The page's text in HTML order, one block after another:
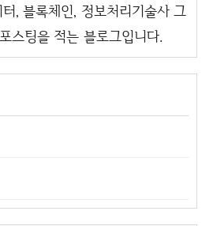
, 블록체인, 정보처리기술사 그
스팅을 적는 블로그입니다.